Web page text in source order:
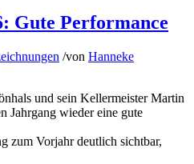
Gute Performance
/von Hanneke
und sein Kellermeister Martin
Jahrgang wieder eine gute
zum Vorjahr deutlich sichtbar,